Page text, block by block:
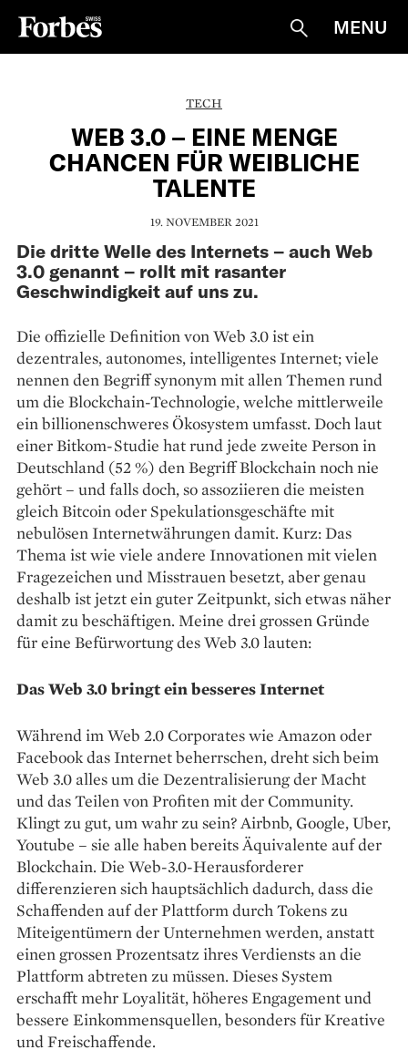
Suche
MENU
TECH
WEB 3.0 – EINE MENGE
CHANCEN FÜR WEIBLICHE
TALENTE
19. NOVEMBER 2021
Die dritte Welle des Internets – auch Web
3.0 genannt – rollt mit rasanter
Geschwindigkeit auf uns zu.
Die offizielle Definition von Web 3.0 ist ein
dezentrales, autonomes, intel­ligentes Internet; viele
nennen den Begriff ­synonym mit allen Themen rund
um die Blockchain-Techno­logie, welche mittlerweile
ein billionenschweres Ökosystem umfasst. Doch laut
einer Bitkom-­Studie hat rund jede zweite Person in
Deutschland (52 %) den Begriff Blockchain noch nie
gehört – und falls doch, so assoziieren die meisten
gleich Bitcoin oder Spekulationsgeschäfte mit
nebulösen Internetwährungen damit. Kurz: Das
Thema ist wie viele andere Innova­tionen mit vielen
Frage­zeichen und Misstrauen besetzt, aber genau
deshalb ist jetzt ein guter Zeitpunkt, sich etwas näher
damit zu beschäftigen. Meine drei grossen Gründe
für eine Befürwortung des Web 3.0 lauten:
Das Web 3.0 bringt ein besseres Internet
Während im Web 2.0 Corporates wie Amazon oder
Facebook das Internet beherrschen, dreht sich beim
Web 3.0 alles um die Dezentra­lisierung der Macht
und das Teilen von Profiten mit der Community.
Klingt zu gut, um wahr zu sein? Airbnb, Google, Uber,
Youtube – sie alle haben bereits Äquivalente auf der
Blockchain. Die Web-3.0-Herausforderer
differenzieren sich hauptsächlich dadurch, dass die
Schaffenden auf der Plattform durch Tokens zu
Miteigentümern der Unternehmen werden, anstatt
einen grossen Prozentsatz ihres Verdiensts an die
Plattform abtreten zu müssen. Dieses System
erschafft mehr Loyalität, höheres Engagement und
bessere Einkommensquellen, besonders für Kreative
und Freischaffende.